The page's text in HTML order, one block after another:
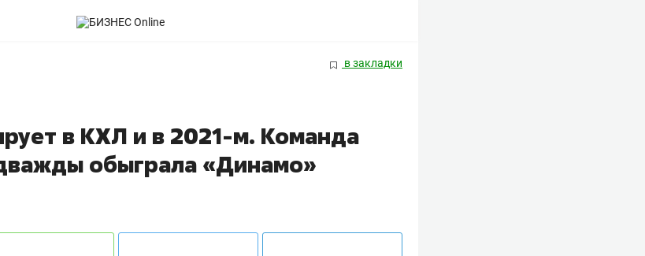
в закладки
в КХЛ и в 2021-м. Команда
обыграла «Динамо»